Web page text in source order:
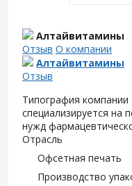
Алтайвитамины
Отзыв О компании
Алтайвитамины
Отзыв
Типография
специализируется на
нужд
Отрасль
Офсетная печать
Производство